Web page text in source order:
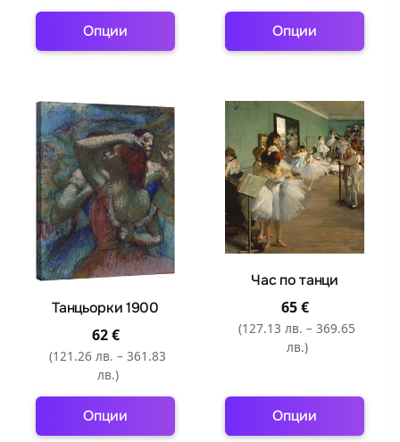
Опции
has
multiple
variants.
The
options
may
be
chosen
on
the
product
page
Опции
has
multiple
variants.
The
options
may
be
on
the
product
page
Танцьорки 1900
62€
(121.26 лв. – 361.83
лв.)
Опции
Час по танци
65€
(127.13 лв. – 369.65
лв.)
Опции